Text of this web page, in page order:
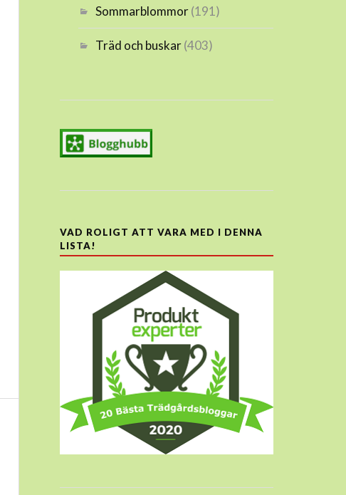
Sommarblommor(191)
Träd och buskar(403)
VAD ROLIGT ATT VARA MED I DENNA
LISTA!